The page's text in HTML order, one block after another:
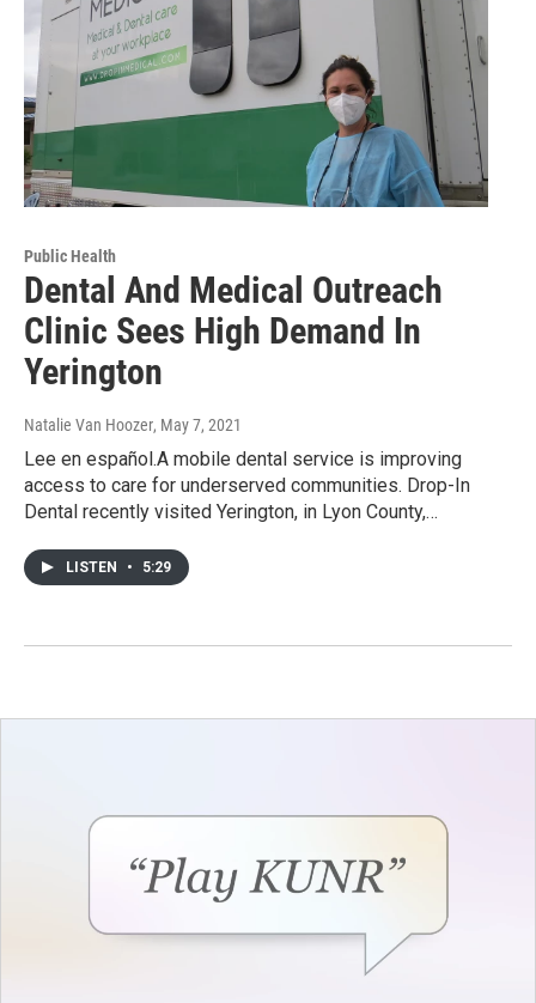
Public Health
Dental And Medical Outreach
Clinic Sees High Demand In
Yerington
Natalie Van Hoozer, May 7, 2021
Lee en español.A mobile dental service is improving
access to care for underserved communities. Drop-In
Dental recently visited Yerington, in Lyon County,…
LISTEN • 5:29